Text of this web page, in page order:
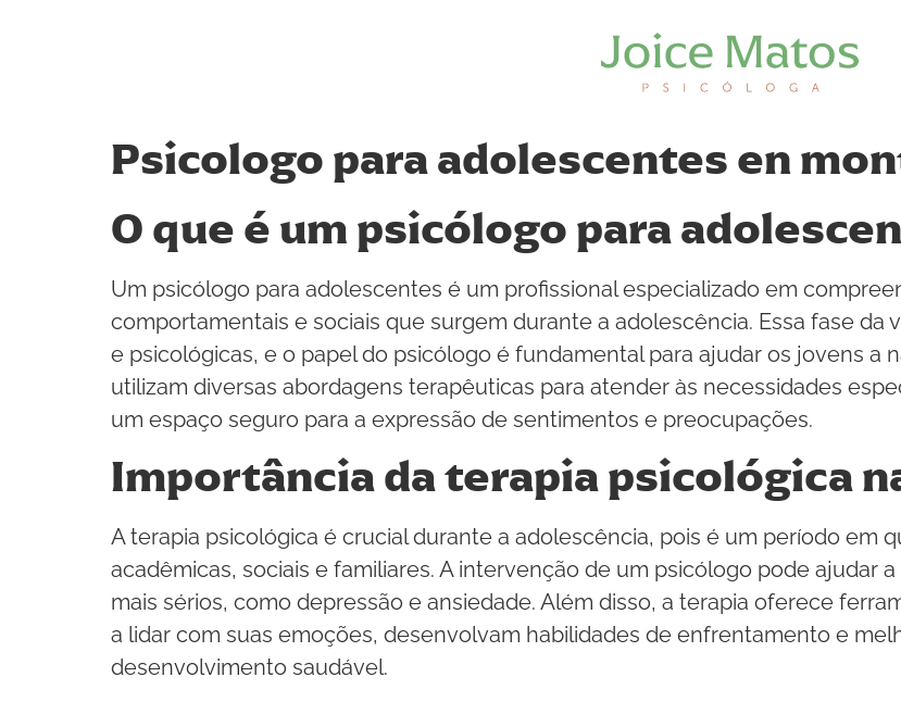
Psicologo para adolescentes en
O que é um psicólogo para
Um psicólogo para adolescentes é um profissional especializado em
comportamentais e sociais que surgem durante a adolescência. Essa fase da
e psicológicas, e o papel do psicólogo é fundamental para ajudar os jovens a
utilizam diversas abordagens terapêuticas para atender às necessidades
um espaço seguro para a expressão de sentimentos e preocupações.
Importância da terapia psicológica
A terapia psicológica é crucial durante a adolescência, pois é um período em
acadêmicas, sociais e familiares. A intervenção de um psicólogo pode ajudar
mais sérios, como depressão e ansiedade. Além disso, a terapia oferece
a lidar com suas emoções, desenvolvam habilidades de enfrentamento e
desenvolvimento saudável.